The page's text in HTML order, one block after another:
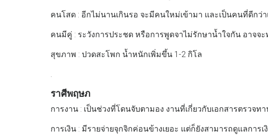
คนโสด : อีกไม่นานเกินรอ จะมีคนใหม่เข้ามา และเป็นคนที่ดีกว่า
คนมีคู่ : ระวังการประชด หรือการพูดจาไม่รักษาน้ำใจกัน อาจจ
สุขภาพ : ปวดสะโพก น้ำหนักเพิ่มขึ้น 1-2 กิโล
.
ราศีพฤษภ
การงาน : เป็นช่วงที่โดนจับตามอง งานที่เกี่ยวกับเอกสารตรวจ
การเงิน : มีรายจ่ายจุกจิกค่อนข้างเยอะ แต่ก็ยังสามารถดูแลการ